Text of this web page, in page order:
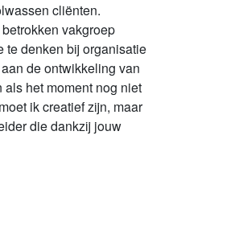
cliënten.
vakgroep
te denken bij organisatie
de ontwikkeling van
het moment nog niet
ik creatief zijn, maar
die dankzij jouw